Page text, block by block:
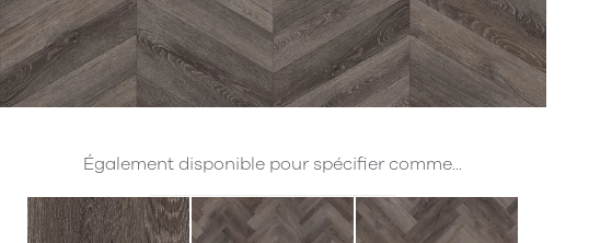
Également disponible pour spécifier comme...